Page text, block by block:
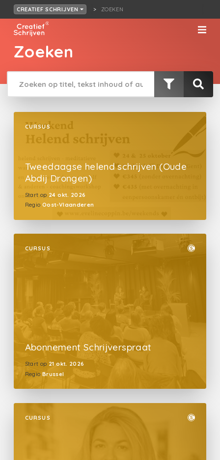
CREATIEF SCHRIJVEN ZOEKEN
Zoeken
CURSUS
Tweedaagse helend schrijven (Oude
Abdij Drongen)
Start op 24 okt. 2026
Regio Oost-Vlaanderen
CURSUS
Abonnement Schrijverspraat
Start op 21 okt. 2026
Regio Brussel
CURSUS